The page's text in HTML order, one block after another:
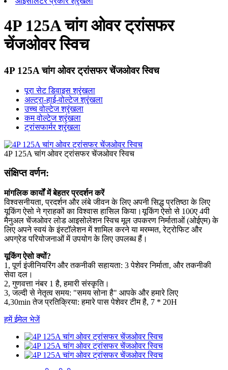
4P 125A चांग ओवर ट्रांसफर
चेंजओवर स्विच
4P 125A चांग ओवर ट्रांसफर चेंजओवर स्विच
पूरा सेट डिवाइस श्रृंखला
अल्ट्रा-हाई-वोल्टेज श्रृंखला
उच्च वोल्टेज श्रृंखला
कम वोल्टेज श्रृंखला
ट्रांसफार्मर श्रृंखला
4P 125A चांग ओवर ट्रांसफर चेंजओवर स्विच
संक्षिप्त वर्णन:
मांगलिक कार्यों में बेहतर प्रदर्शन करें
विश्वसनीयता, प्रदर्शन और लंबे जीवन के लिए अपनी सिद्ध प्रतिष्ठा के लिए
यूकिंग ऐसो ने ग्राहकों का विश्वास हासिल किया।यूकिंग ऐसो से 100ए 4पी
मैनुअल चेंजओवर लोड आइसोलेशन स्विच मूल उपकरण निर्माताओं (ओईएम) के
लिए अपने स्वयं के इंस्टॉलेशन में शामिल करने या मरम्मत, रेट्रोफिट और
अपग्रेड परियोजनाओं में उपयोग के लिए उपलब्ध हैं।
यूकिंग ऐसो क्यों?
1, पूर्ण इंजीनियरिंग और तकनीकी सहायता: 3 पेशेवर निर्माता, और तकनीकी
सेवा दल।
2, गुणवत्ता नंबर 1 है, हमारी संस्कृति।
3, जल्दी से नेतृत्व समय: "समय सोना है" आपके और हमारे लिए
4,30min तेज प्रतिक्रिया: हमारे पास पेशेवर टीम है, 7 * 20H
हमें ईमेल भेजें